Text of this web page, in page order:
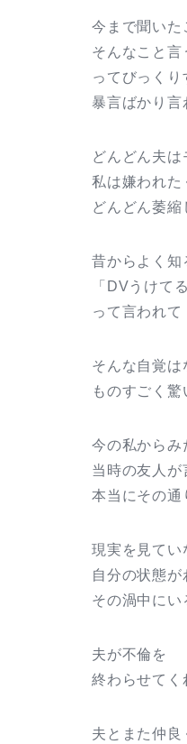
今まで聞いた
そんなこと言
ってびっくり
暴言ばかり言
どんどん夫は
私は嫌われた
どんどん萎縮
昔からよく知
「DVうけて
って言われて
そんな自覚は
ものすごく驚
今の私からみ
当時の友人が
本当にその通
現実を見てい
自分の状態
その渦中にい
夫が不倫を
終わらせてく
夫とまた仲良